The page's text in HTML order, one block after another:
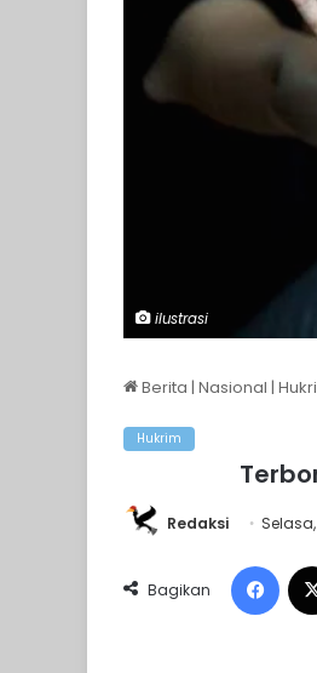
ilustrasi
Berita | Nasional |
Hukrim
Redaksi Selasa,
Bagikan